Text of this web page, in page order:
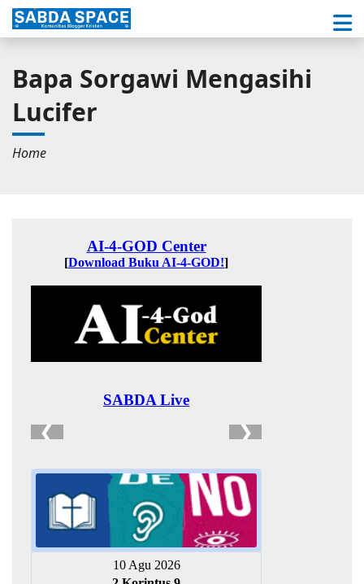
Bapa Sorgawi Mengasihi
Lucifer
Home